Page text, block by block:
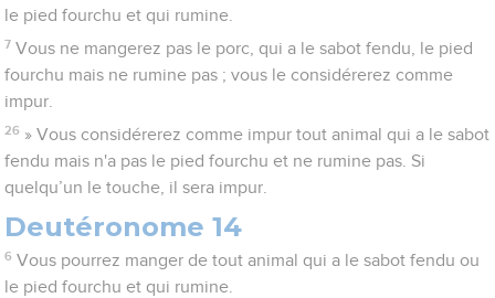
le pied fourchu et qui rumine.
7 Vous ne mangerez pas le porc, qui a le sabot fendu, le pied
fourchu mais ne rumine pas ; vous le considérerez comme
impur.
26 » Vous considérerez comme impur tout animal qui a le sabot
fendu mais n'a pas le pied fourchu et ne rumine pas. Si
quelqu’un le touche, il sera impur.
Deutéronome 14
6 Vous pourrez manger de tout animal qui a le sabot fendu ou
le pied fourchu et qui rumine.